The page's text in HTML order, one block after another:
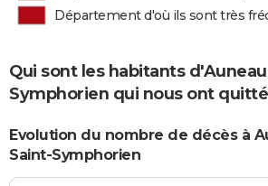
Département d'où ils sont très
Qui sont les habitants
Symphorien qui nous ont
Evolution du nombre de décès à
Saint-Symphorien